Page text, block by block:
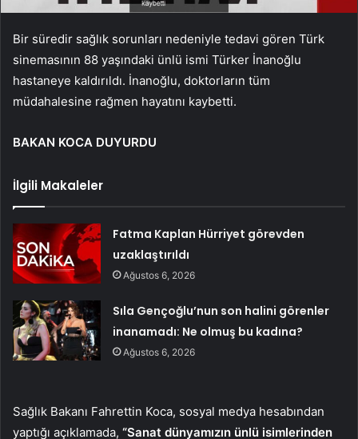
Bir süredir sağlık sorunları nedeniyle tedavi gören Türk
sinemasının 88 yaşındaki ünlü ismi Türker İnanoğlu
hastaneye kaldırıldı. İnanoğlu, doktorların tüm
müdahalesine rağmen hayatını kaybetti.
BAKAN KOCA DUYURDU
İlgili Makaleler
Fatma Kaplan Hürriyet görevden
uzaklaştırıldı
Ağustos 6, 2026
Sıla Gençoğlu’nun son halini görenler
inanamadı: Ne olmuş bu kadına?
Ağustos 6, 2026
Sağlık Bakanı Fahrettin Koca, sosyal medya hesabından
yaptığı açıklamada, “Sanat dünyamızın ünlü isimlerinden